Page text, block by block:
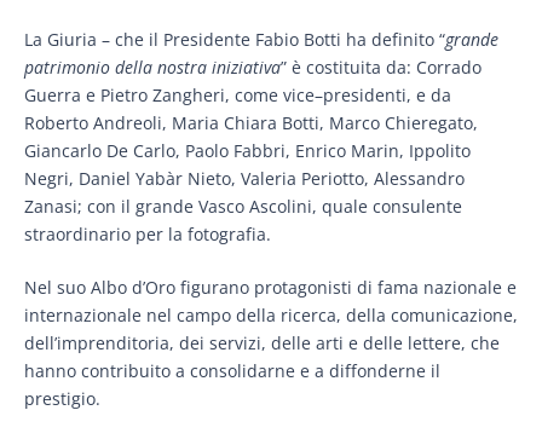
La Giuria – che il Presidente Fabio Botti ha definito “grande
patrimonio della nostra iniziativa” è costituita da: Corrado
Guerra e Pietro Zangheri, come vice–presidenti, e da
Roberto Andreoli, Maria Chiara Botti, Marco Chieregato,
Giancarlo De Carlo, Paolo Fabbri, Enrico Marin, Ippolito
Negri, Daniel Yabàr Nieto, Valeria Periotto, Alessandro
Zanasi; con il grande Vasco Ascolini, quale consulente
straordinario per la fotografia.
Nel suo Albo d’Oro figurano protagonisti di fama nazionale e
internazionale nel campo della ricerca, della comunicazione,
dell’imprenditoria, dei servizi, delle arti e delle lettere, che
hanno contribuito a consolidarne e a diffonderne il
prestigio.